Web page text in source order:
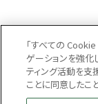
「すべての Cookie
ゲーションを強化
ティング活動を支
ことに同意したこ